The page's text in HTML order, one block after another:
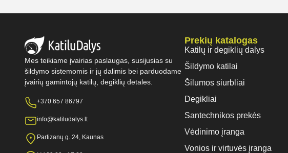
Mes teikiame įvairias paslaugas, susijusias su
šildymo sistemomis ir jų dalimis bei parduodame
įvairių gamintojų katilų, degiklių detales.
+370 657 86797
info@katiludalys.lt
Partizanų g. 24, Kaunas
Prekių katalogas
Katilų ir degiklių dalys
Šildymo katilai
Šilumos siurbliai
Degikliai
Santechnikos prekės
Vėdinimo įranga
Vonios ir virtuvės įranga